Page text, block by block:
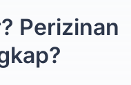
Perizinan